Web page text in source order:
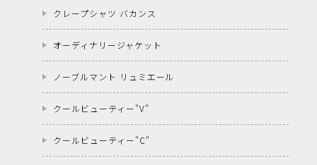
クレープシャツ バカンス
オーディナリージャケット
ノーブルマント リュミエール
クールビューティー"V"
クールビューティー"C"